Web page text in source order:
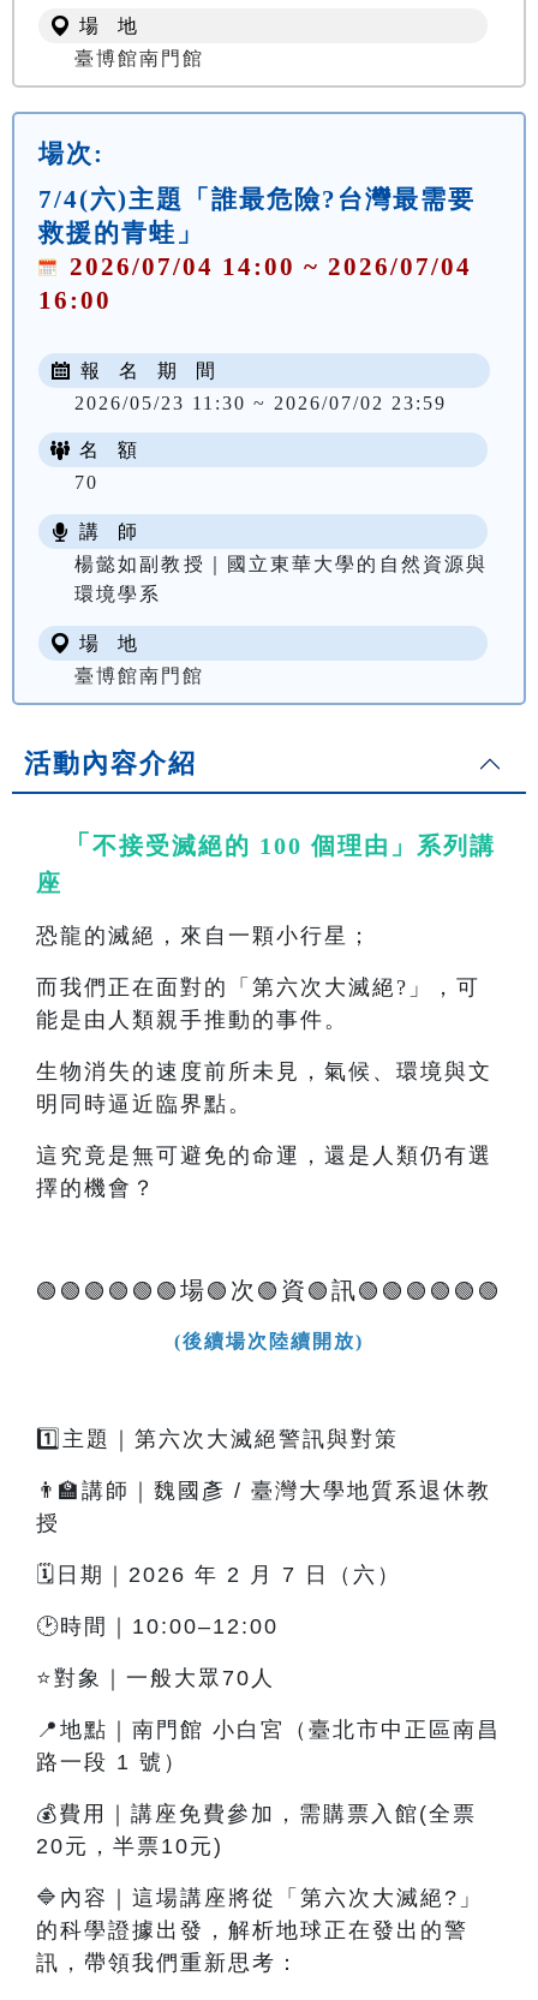
場 地
臺博館南門館
場次:
7/4(六)主題「誰最危險?台灣最需要
救援的青蛙」
2026/07/04 14:00 ~ 2026/07/04
16:00
報 名 期 間
2026/05/23 11:30 ~ 2026/07/02 23:59
名 額
70
講 師
楊懿如副教授｜國立東華大學的自然資源與
環境學系
場 地
臺博館南門館
活動內容介紹
「 不接受滅絕的 100 個理由」系列講
座
恐龍的滅絕，來自一顆小行星；
而我們正在面對的「第六次大滅絕?」，可
能是由人類親手推動的事件。
生物消失的速度前所未見，氣候、環境與文
明同時逼近臨界點。
這究竟是無可避免的命運，還是人類仍有選
擇的機會？
🟢🟢🟢🟢🟢🟢 場🟢 次 🟢 資 🟢 訊🟢🟢🟢🟢🟢🟢
(後續場次陸續開放)
1️⃣主題｜第六次大滅絕警訊與對策
👨‍🏫講師｜魏國彥 / 臺灣大學地質系退休教
授
🗓️日期｜2026 年 2 月 7 日（六）
🕑時間｜10:00–12:00
⭐對象｜一般大眾70人
📍地點｜南門館 小白宮（臺北市中正區南昌
路一段 1 號）
💰費用｜講座免費參加，需購票入館(全票
20元，半票10元)
🔷內容 ｜這場講座將從「第六次大滅絕?」
的科學證據出發，解析地球正在發出的警
訊，帶領我們重新思考：